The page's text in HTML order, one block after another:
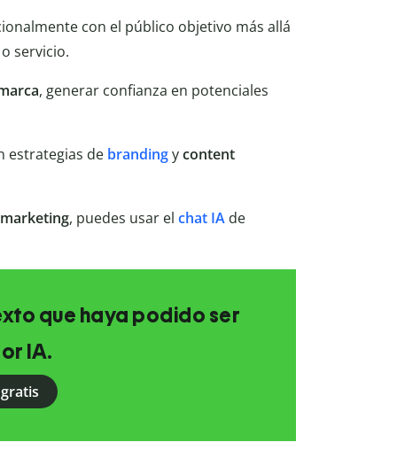
con el público objetivo más allá
servicio.
, generar confianza en potenciales
estrategias de brandingycontent
, puedes usar el chat IAde
que haya podido ser
IA.